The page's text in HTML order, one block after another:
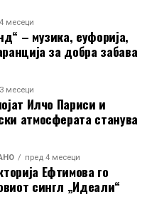
месеци
– музика, еуфорија,
за добра забава
месеци
Илчо Париси и
атмосферата станува
пред 4 месеци
Ефтимова го
сингл „Идеали“